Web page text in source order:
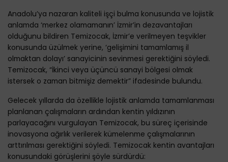
Anadolu’ya nazaran kaliteli işçi bulma konusunda ve lojistik
anlamda ‘merkez olamamanın’ İzmir’in dezavantajları
olduğunu bildiren Temizocak, İzmir’e verilmeyen teşvikler
konusunda üzülmek yerine, ‘gelişimini tamamlamış il
olmaktan dolayı’ sanayicinin sevinmesi gerektiğini söyledi.
Temizocak, “İkinci veya üçüncü sanayi bölgesi olmak
istersek o zaman bitmişiz demektir” ifadesinde bulundu.
Gelecek yıllarda da özellikle lojistik anlamda tamamlanması
planlanan çalışmaların ardından kentin yıldızının
parlayacağını vurgulayan Temizocak, bu süreç içerisinde
inovasyona ağırlık verilerek kümelenme çalışmalarının
arttırılması gerektiğini söyledi. Temizocak kentin avantajları
konusundaki görüşlerini şöyle sürdürdü: